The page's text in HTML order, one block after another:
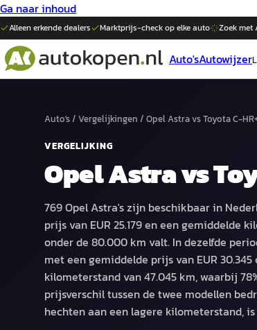
Ga naar inhoud
Alleen erkende dealers Marktprijs-check op elkeauto Zoek met
Auto'sAutowijzer
Auto's/ Vergelijkingen / Opel AstravsToyota C-
VERGELIJKING
Opel Astravs
769 Opel Astra's zijn beschikbaar in
prijs van EUR 25.179 en een gemiddelde
onder de 80.000 km valt. In dezelfde
met een gemiddelde prijs van EUR
kilometerstand van 47.045 km, waarbij
prijsverschil tussen de twee modellen
hechten aan een lagere kilometerstand,